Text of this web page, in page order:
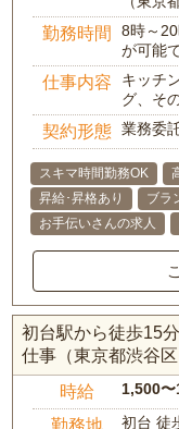
勤務時間
8時～
が可能
仕事内容
キッチ
グ、そ
契約形態 業務委
スキマ時間勤務OK
昇給･昇格あり
ブラ
お手伝いさんの求人
初台駅から徒歩15
仕事（東京都渋谷区
時給 1,500〜
勤務地 初台 徒